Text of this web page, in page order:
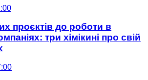
проєктів до роботи в
три хімікині про свій